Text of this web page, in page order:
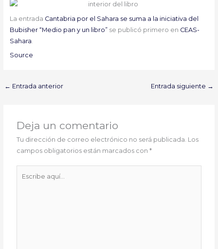
La entrada Cantabria por el Sahara se suma a la iniciativa del
Bubisher “Medio pan y un libro”se publicó primero en CEAS-
Sahara
Source
← Entrada anterior Entrada siguiente →
Deja un comentario
Tu dirección de correo electrónico no será publicada. Los
campos obligatorios están marcados con*